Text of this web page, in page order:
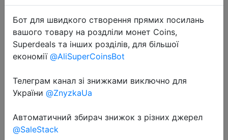
Женские часы.
Бот для швидкого створення прямих посилань
вашого товару на роздліли монет Coins,
Superdeals та інших розділів, для більшої
економії @AliSuperCoinsBot
Телеграм канал зі знижками виключно для
України @ZnyzkaUa
Автоматичний збирач знижок з різних джерел
@SaleStack